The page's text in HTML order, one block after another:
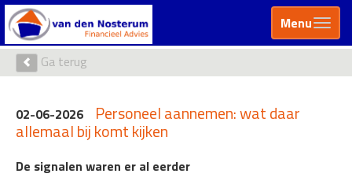
Menu
Ga terug
02-06-2026 Personeel aannemen: wat daar
allemaal bij komt kijken
De signalen waren er al eerder